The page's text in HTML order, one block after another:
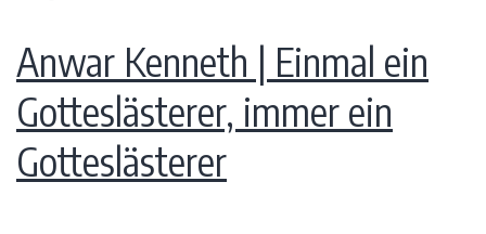
Anwar Kenneth | Einmal ein
Gotteslästerer, immer ein
Gotteslästerer